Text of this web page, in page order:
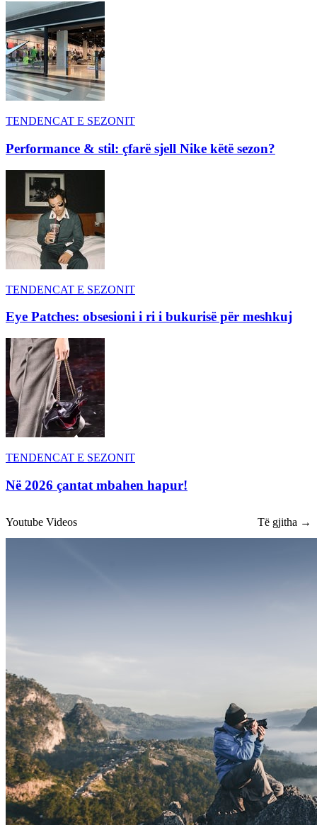
TENDENCAT E SEZONIT
Performance & stil: çfarë sjell Nike këtë sezon?
TENDENCAT E SEZONIT
Eye Patches: obsesioni i ri i bukurisë për meshkuj
TENDENCAT E SEZONIT
Në 2026 çantat mbahen hapur!
Youtube Videos Të gjitha →